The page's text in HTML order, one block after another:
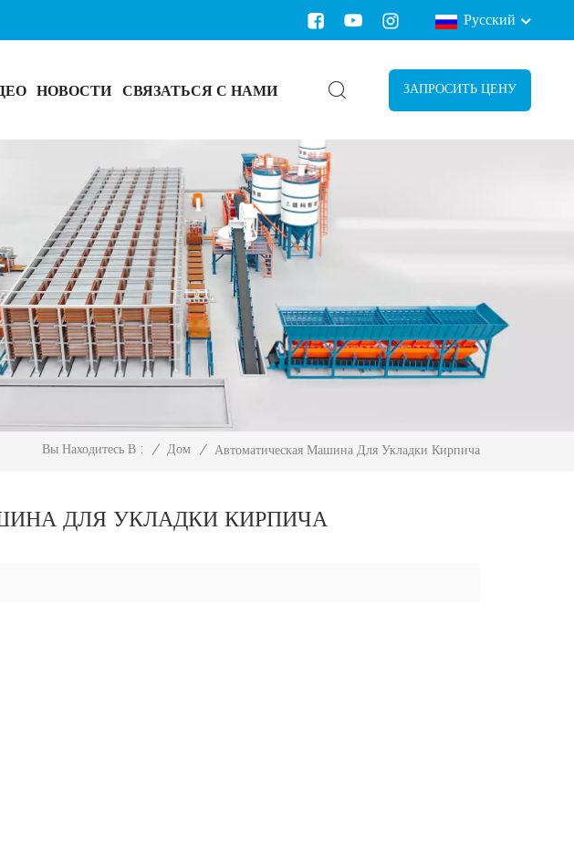
Русский
НОВОСТИ СВЯЗАТЬСЯ С НАМИ ЗАПРОСИТЬ ЦЕНУ
Вы Находитесь В : / Дом / Автоматическая Машина Для Укладки Кирпича
ДЛЯ УКЛАДКИ КИРПИЧА